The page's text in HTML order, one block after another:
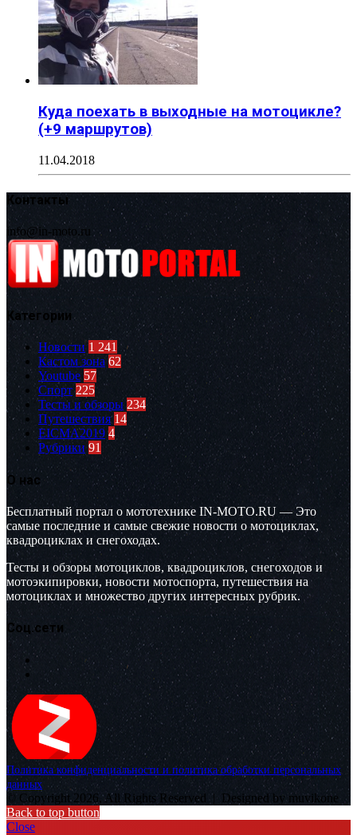
Куда поехать в выходные на мотоцикле?
(+9 маршрутов)
11.04.2018
Контакты
info@in-moto.ru
Категории
Новости 1 241
Кастом зона 62
Youtube 57
Спорт 225
Тесты и обзоры 234
Путешествия 14
EICMA2019 4
Рубрики 91
О нас
Бесплатный портал о мототехнике IN-MOTO.RU — Это
самые последние и самые свежие новости о мотоциклах,
квадроциклах и снегоходах.
Тесты и обзоры мотоциклов, квадроциклов, снегоходов и
мотоэкипировки, новости мотоспорта, путешествия на
мотоциклах и множество других интересных рубрик.
Соц.сети
Политика конфиденциальности и политика обработки персональных
данных
© Copyright 2026, All Rights Reserved |
Designed by muvikone
Back to top button
Close